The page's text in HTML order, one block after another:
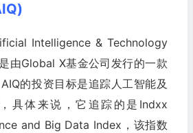
Intelligence & Technology
由Global X基金公司发行的一款
的投资目标是追踪人工智能及
具体来说，它追踪的是Indxx
and Big Data Index，该指数